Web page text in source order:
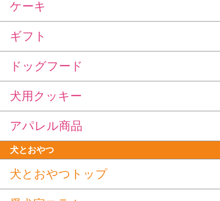
ケーキ
ギフト
ドッグフード
犬用クッキー
アパレル商品
犬とおやつ
犬とおやつトップ